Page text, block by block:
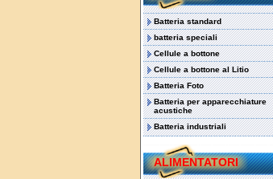
Batteria standard
batteria speciali
Cellule a bottone
Cellule a bottone al Litio
Batteria Foto
Batteria per apparecchiature
acustiche
Batteria industriali
ALIMENTATORI